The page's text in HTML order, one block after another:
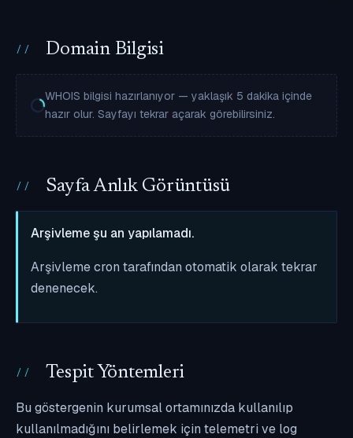
Domain Bilgisi
WHOIS bilgisi hazırlanıyor — yaklaşık 5 dakika içinde
hazır olur. Sayfayı tekrar açarak görebilirsiniz.
Sayfa Anlık Görüntüsü
Arşivleme şu an yapılamadı.
Arşivleme cron tarafından otomatik olarak tekrar
denenecek.
Tespit Yöntemleri
Bu göstergenin kurumsal ortamınızda kullanılıp
kullanılmadığını belirlemek için telemetri ve log